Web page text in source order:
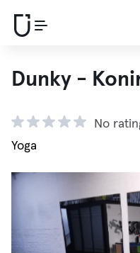
Dunky -
No
Yoga